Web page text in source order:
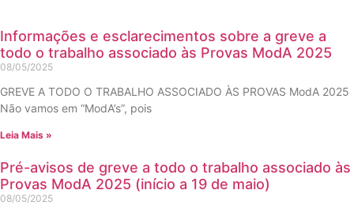
Informações e esclarecimentos sobre a greve a
todo o trabalho associado às Provas ModA 2025
08/05/2025
GREVE A TODO O TRABALHO ASSOCIADO ÀS PROVAS ModA 2025
Não vamos em “ModA’s”, pois
Leia Mais »
Pré-avisos de greve a todo o trabalho associado às
Provas ModA 2025 (início a 19 de maio)
08/05/2025